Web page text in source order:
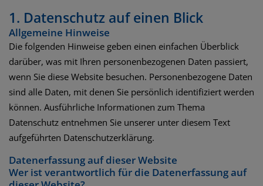
1. Datenschutz auf einen Blick
Allgemeine Hinweise
Die folgenden Hinweise geben einen einfachen Überblick
darüber, was mit Ihren personenbezogenen Daten passiert,
wenn Sie diese Website besuchen. Personenbezogene Daten
sind alle Daten, mit denen Sie persönlich identifiziert werden
können. Ausführliche Informationen zum Thema
Datenschutz entnehmen Sie unserer unter diesem Text
aufgeführten Datenschutzerklärung.
Datenerfassung auf dieser Website
Wer ist verantwortlich für die Datenerfassung auf